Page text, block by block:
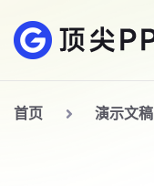
首页 演示文稿